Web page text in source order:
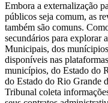
Embora a externalização
públicos seja comum, as
também são comuns.
secundários para explorar
Municipais, dos
disponíveis nas
municípios, do Estado do
do Estado do Rio Grande
Tribunal coleta